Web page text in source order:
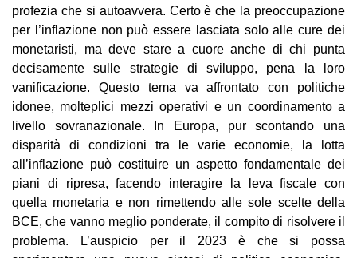
profezia che si autoavvera. Certo è che la preoccupazione
per l’inflazione non può essere lasciata solo alle cure dei
monetaristi, ma deve stare a cuore anche di chi punta
decisamente sulle strategie di sviluppo, pena la loro
vanificazione. Questo tema va affrontato con politiche
idonee, molteplici mezzi operativi e un coordinamento a
livello sovranazionale. In Europa, pur scontando una
disparità di condizioni tra le varie economie, la lotta
all’inflazione può costituire un aspetto fondamentale dei
piani di ripresa, facendo interagire la leva fiscale con
quella monetaria e non rimettendo alle sole scelte della
BCE, che vanno meglio ponderate, il compito di risolvere il
problema. L’auspicio per il 2023 è che si possa